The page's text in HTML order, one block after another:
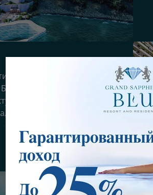
красивом и активно
Район может
рядом с ним
исторические